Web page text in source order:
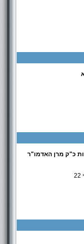
כ"ק מרן האדמו"ר